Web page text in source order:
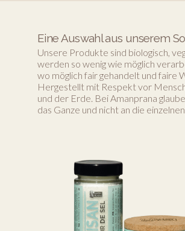
Eine Auswahl aus unserem
Unsere Produkte sind biologisch,
werden so wenig wie möglich
wo möglich fair gehandelt und faire
Hergestellt mit Respekt vor
und der Erde. Bei Amanprana
das Ganze und nicht an die